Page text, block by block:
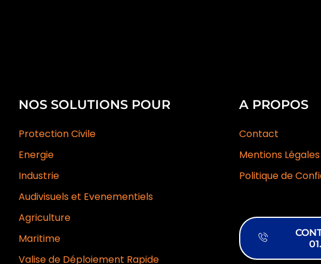
NOS SOLUTIONS POUR
Protection Civile
Energie
Industrie
Audivisuels et Evenementiels
Agriculture
Maritime
Valise de Déploiement Rapide
A PROPOS
Contact
Mentions Légales
Politique de